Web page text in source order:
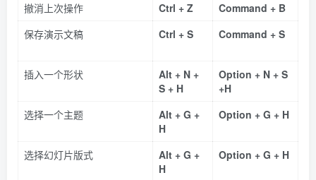
撤消上次操作 Ctrl + Z
Command + B
保存演示文稿
Ctrl + S Command + S
插入一个形状
Alt + N +
S + H
Option + N + S
+H
选择一个主题
Alt + G +
H
Option + G + H
选择幻灯片版式
Alt + G +
H
Option + G + H